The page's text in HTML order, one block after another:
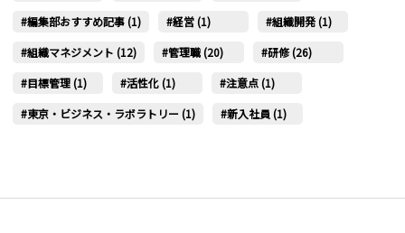
編集部おすすめ記事 (1)
経営 (1)
組織開発 (1)
組織マネジメント (12)
管理職 (20)
研修 (26)
目標管理 (1)
活性化 (1)
注意点 (1)
東京・ビジネス・ラボラトリー (1)
新入社員 (1)